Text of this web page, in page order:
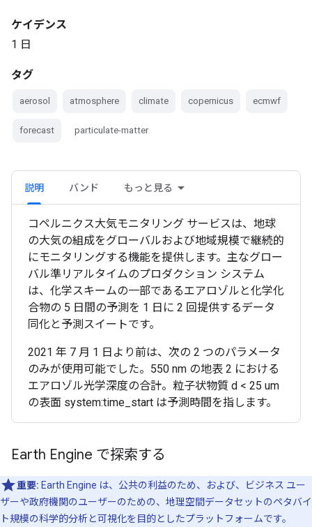
ケイデンス
1 日
タグ
aerosol atmosphere climate copernicus ecmwf
forecast particulate-matter
説明 バンド もっと見る
コペルニクス大気モニタリング サービスは、地球
の大気の組成をグローバルおよび地域規模で継続的
にモニタリングする機能を提供します。主なグロー
バル準リアルタイムのプロダクション システム
は、化学スキームの一部であるエアロゾルと化学化
合物の 5 日間の予測を 1 日に 2 回提供するデータ
同化と予測スイートです。
2021 年 7 月 1 日より前は、次の 2 つのパラメータ
のみが使用可能でした。550 nm の地表 2 における
エアロゾル光学深度の合計。粒子状物質 d < 25 um
の表面 system:time_start は予測時間を指します。
Earth Engine で探索する
重要: Earth Engine は、公共の利益のため、および、ビジネス ユー
ザーや政府機関のユーザーのための、地理空間データセットのペタバイ
ト規模の科学的分析と可視化を目的としたプラットフォームです。